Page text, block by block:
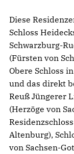
Diese
Schloss
Schwarzburg-
(Fürsten von
Obere Schloss
und das direkt
Reuß Jüngerer
(Herzöge von
Altenburg),
von Sachsen-